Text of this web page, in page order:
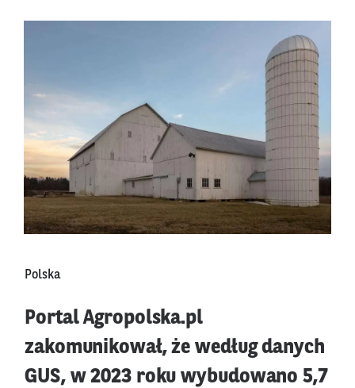
Polska
Portal Agropolska.pl
zakomunikował, że według danych
GUS, w 2023 roku wybudowano 5,7